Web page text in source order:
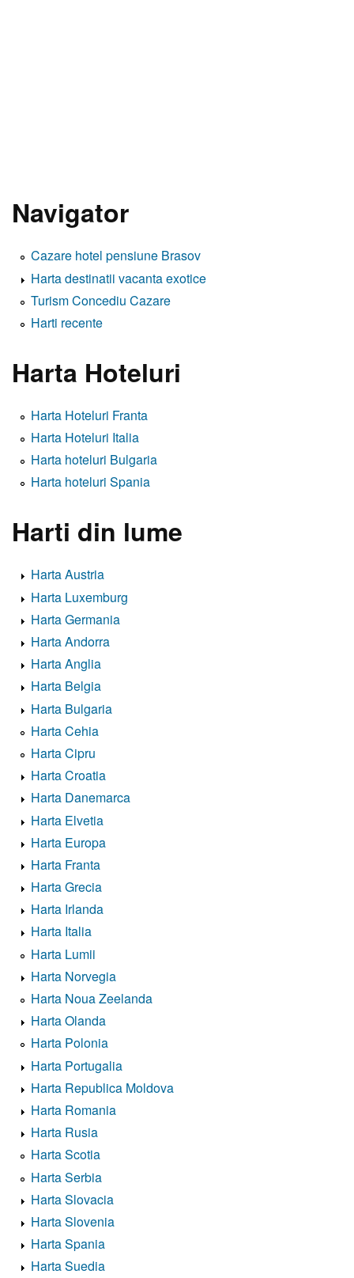
Navigator
Cazare hotel pensiune Brasov
Harta destinatii vacanta exotice
Turism Concediu Cazare
Harti recente
Harta Hoteluri
Harta Hoteluri Franta
Harta Hoteluri Italia
Harta hoteluri Bulgaria
Harta hoteluri Spania
Harti din lume
Harta Austria
Harta Luxemburg
Harta Germania
Harta Andorra
Harta Anglia
Harta Belgia
Harta Bulgaria
Harta Cehia
Harta Cipru
Harta Croatia
Harta Danemarca
Harta Elvetia
Harta Europa
Harta Franta
Harta Grecia
Harta Irlanda
Harta Italia
Harta Lumii
Harta Norvegia
Harta Noua Zeelanda
Harta Olanda
Harta Polonia
Harta Portugalia
Harta Republica Moldova
Harta Romania
Harta Rusia
Harta Scotia
Harta Serbia
Harta Slovacia
Harta Slovenia
Harta Spania
Harta Suedia